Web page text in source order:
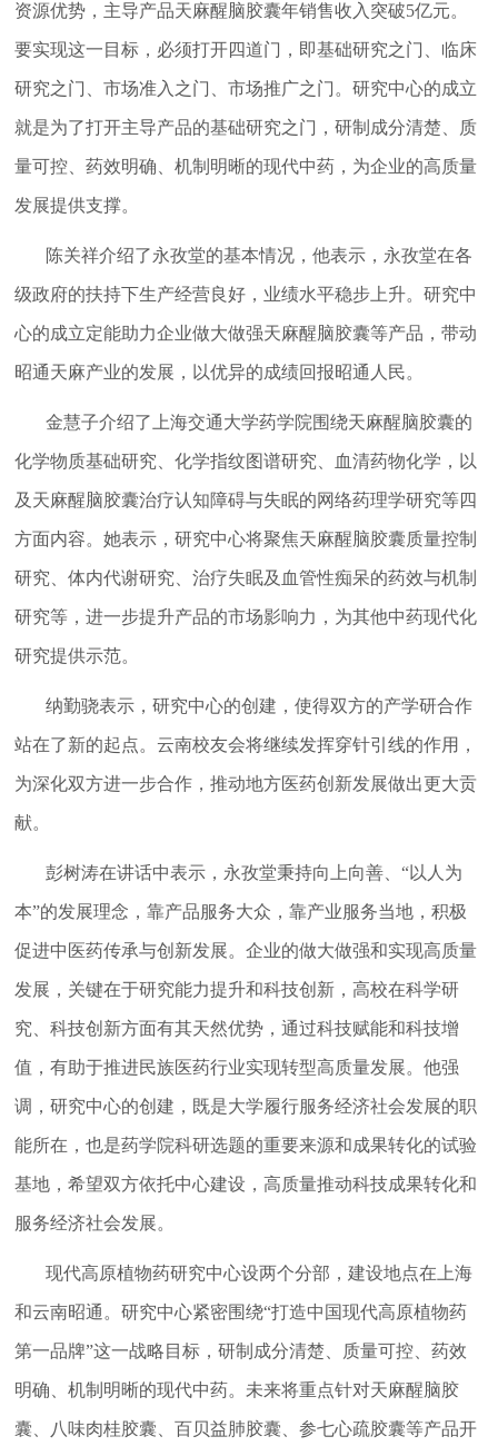
资源优势，主导产品天麻醒脑胶囊年销售收入突破5亿元。
要实现这一目标，必须打开四道门，即基础研究之门、临床
研究之门、市场准入之门、市场推广之门。研究中心的成立
就是为了打开主导产品的基础研究之门，研制成分清楚、质
量可控、药效明确、机制明晰的现代中药，为企业的高质量
发展提供支撑。
陈关祥介绍了永孜堂的基本情况，他表示，永孜堂在各
级政府的扶持下生产经营良好，业绩水平稳步上升。研究中
心的成立定能助力企业做大做强天麻醒脑胶囊等产品，带动
昭通天麻产业的发展，以优异的成绩回报昭通人民。
金慧子介绍了上海交通大学药学院围绕天麻醒脑胶囊的
化学物质基础研究、化学指纹图谱研究、血清药物化学，以
及天麻醒脑胶囊治疗认知障碍与失眠的网络药理学研究等四
方面内容。她表示，研究中心将聚焦天麻醒脑胶囊质量控制
研究、体内代谢研究、治疗失眠及血管性痴呆的药效与机制
研究等，进一步提升产品的市场影响力，为其他中药现代化
研究提供示范。
纳勤骁表示，研究中心的创建，使得双方的产学研合作
站在了新的起点。云南校友会将继续发挥穿针引线的作用，
为深化双方进一步合作，推动地方医药创新发展做出更大贡
献。
彭树涛在讲话中表示，永孜堂秉持向上向善、“以人为
本”的发展理念，靠产品服务大众，靠产业服务当地，积极
促进中医药传承与创新发展。企业的做大做强和实现高质量
发展，关键在于研究能力提升和科技创新，高校在科学研
究、科技创新方面有其天然优势，通过科技赋能和科技增
值，有助于推进民族医药行业实现转型高质量发展。他强
调，研究中心的创建，既是大学履行服务经济社会发展的职
能所在，也是药学院科研选题的重要来源和成果转化的试验
基地，希望双方依托中心建设，高质量推动科技成果转化和
服务经济社会发展。
现代高原植物药研究中心设两个分部，建设地点在上海
和云南昭通。研究中心紧密围绕“打造中国现代高原植物药
第一品牌”这一战略目标，研制成分清楚、质量可控、药效
明确、机制明晰的现代中药。未来将重点针对天麻醒脑胶
囊、八味肉桂胶囊、百贝益肺胶囊、参七心疏胶囊等产品开